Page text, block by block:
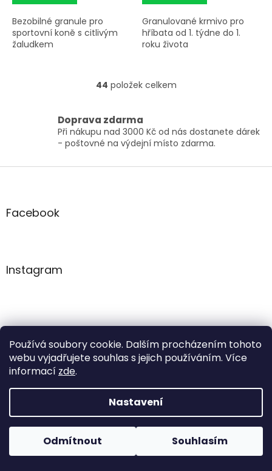
Používá soubory cookie. Dalším procházením tohoto
webu vyjadřujete souhlas s jejich používáním. Více
informací zde.
Nastavení
Odmítnout Souhlasím
Pokud u nás nenajdete konkrétní produkt, neváhejte se
ozvat. Ve většině případů jej můžeme zajistit na
Bezobilné granule pro
sportovní koně s citlivým
žaludkem
Granulované krmivo pro
hříbata od 1. týdne do 1.
roku života
O
á
d
a
í
44 položek celkem
Doprava zdarma
Při nákupu nad 3000 Kč od nás dostanete dárek
- poštovné na výdejní místo zdarma.
Z
aFacebook
Instagram
Sledovat na Instagramu